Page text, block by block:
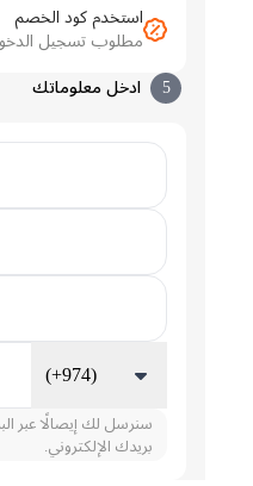
استخدم كود الخصم
مطلوب تسجيل الدخول
ادخل معلوماتك
(+974)
سنرسل لك إيصالًا عبر البريد
بريدك الإلكتروني.